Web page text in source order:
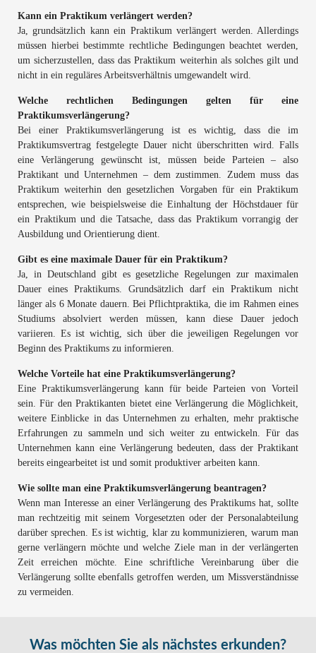
Kann ein Praktikum verlängert werden?
Ja, grundsätzlich kann ein Praktikum verlängert werden. Allerdings
müssen hierbei bestimmte rechtliche Bedingungen beachtet werden,
um sicherzustellen, dass das Praktikum weiterhin als solches gilt und
nicht in ein reguläres Arbeitsverhältnis umgewandelt wird.
Welche rechtlichen Bedingungen gelten für eine
Praktikumsverlängerung?
Bei einer Praktikumsverlängerung ist es wichtig, dass die im
Praktikumsvertrag festgelegte Dauer nicht überschritten wird. Falls
eine Verlängerung gewünscht ist, müssen beide Parteien – also
Praktikant und Unternehmen – dem zustimmen. Zudem muss das
Praktikum weiterhin den gesetzlichen Vorgaben für ein Praktikum
entsprechen, wie beispielsweise die Einhaltung der Höchstdauer für
ein Praktikum und die Tatsache, dass das Praktikum vorrangig der
Ausbildung und Orientierung dient.
Gibt es eine maximale Dauer für ein Praktikum?
Ja, in Deutschland gibt es gesetzliche Regelungen zur maximalen
Dauer eines Praktikums. Grundsätzlich darf ein Praktikum nicht
länger als 6 Monate dauern. Bei Pflichtpraktika, die im Rahmen eines
Studiums absolviert werden müssen, kann diese Dauer jedoch
variieren. Es ist wichtig, sich über die jeweiligen Regelungen vor
Beginn des Praktikums zu informieren.
Welche Vorteile hat eine Praktikumsverlängerung?
Eine Praktikumsverlängerung kann für beide Parteien von Vorteil
sein. Für den Praktikanten bietet eine Verlängerung die Möglichkeit,
weitere Einblicke in das Unternehmen zu erhalten, mehr praktische
Erfahrungen zu sammeln und sich weiter zu entwickeln. Für das
Unternehmen kann eine Verlängerung bedeuten, dass der Praktikant
bereits eingearbeitet ist und somit produktiver arbeiten kann.
Wie sollte man eine Praktikumsverlängerung beantragen?
Wenn man Interesse an einer Verlängerung des Praktikums hat, sollte
man rechtzeitig mit seinem Vorgesetzten oder der Personalabteilung
darüber sprechen. Es ist wichtig, klar zu kommunizieren, warum man
gerne verlängern möchte und welche Ziele man in der verlängerten
Zeit erreichen möchte. Eine schriftliche Vereinbarung über die
Verlängerung sollte ebenfalls getroffen werden, um Missverständnisse
zu vermeiden.
Was möchten Sie als nächstes erkunden?